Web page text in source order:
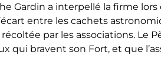
Gardin a interpellé la firme lors
entre les cachets
par les associations. Le
qui bravent son Fort, et que